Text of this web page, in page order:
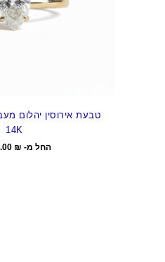
טבעת אירוסין יהלום
14K
החל מ- ₪